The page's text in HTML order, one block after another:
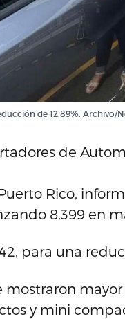
de 12.89%. Archivo/
de
Rico,
8,399 en
para una
mostraron
y mini